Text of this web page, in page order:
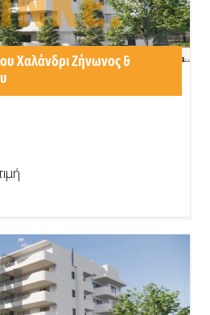
Χαλάνδρι Ζήνωνος &